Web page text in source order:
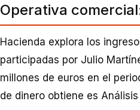
Operativa
Hacienda explora los
participadas por Julio
millones de euros en el
de dinero obtiene es